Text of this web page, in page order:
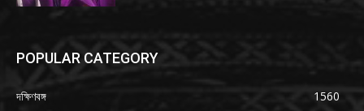
POPULAR CATEGORY
দক্ষিণবঙ্গ
1560